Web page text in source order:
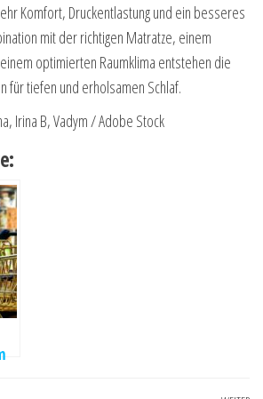
Komfort, Druckentlastung und ein besseres
mit der richtigen Matratze, einem
optimierten Raumklima entstehen die
für tiefen und erholsamen Schlaf.
Irina B, Vadym / Adobe Stock